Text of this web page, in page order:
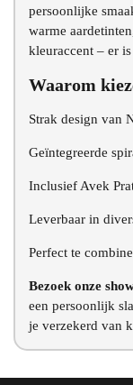
persoonlijke
warme
kleuraccent – er
Waarom
Strak design van
Geïntegreerde
Inclusief Avek
Leverbaar in
Perfect te
Bezoek onze
een persoonlijk
je verzekerd van